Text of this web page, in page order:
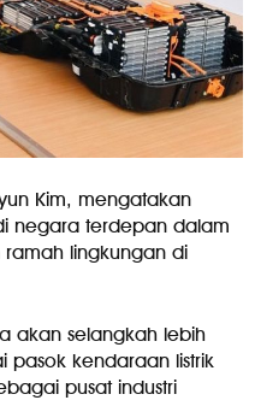
Kim, mengatakan
negara terdepan dalam
ramah lingkungan di
akan selangkah lebih
pasok kendaraan listrik
pusat industri